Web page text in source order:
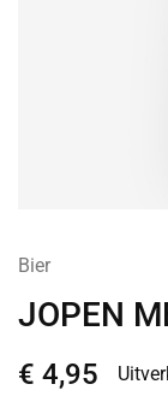
Bier
JOPEN
€ 4,95